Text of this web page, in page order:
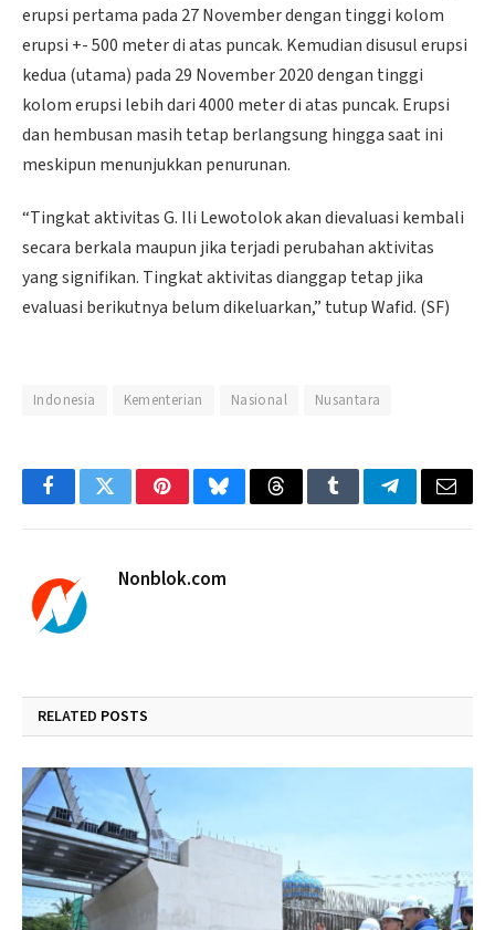
erupsi pertama pada 27 November dengan tinggi kolom
erupsi +- 500 meter di atas puncak. Kemudian disusul erupsi
kedua (utama) pada 29 November 2020 dengan tinggi
kolom erupsi lebih dari 4000 meter di atas puncak. Erupsi
dan hembusan masih tetap berlangsung hingga saat ini
meskipun menunjukkan penurunan.
“Tingkat aktivitas G. Ili Lewotolok akan dievaluasi kembali
secara berkala maupun jika terjadi perubahan aktivitas
yang signifikan. Tingkat aktivitas dianggap tetap jika
evaluasi berikutnya belum dikeluarkan,” tutup Wafid. (SF)
Indonesia Kementerian Nasional Nusantara
FacebookTwitterPinterestBlueskyThreadsTumblrTelegramEmail
Nonblok.com
RELATED POSTS